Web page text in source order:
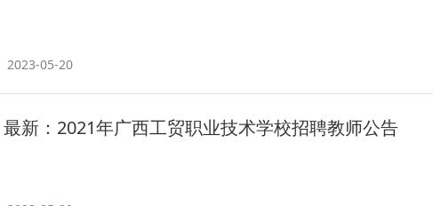
2023-05-20
最新：2021年广西工贸职业技术学校招聘教师公告